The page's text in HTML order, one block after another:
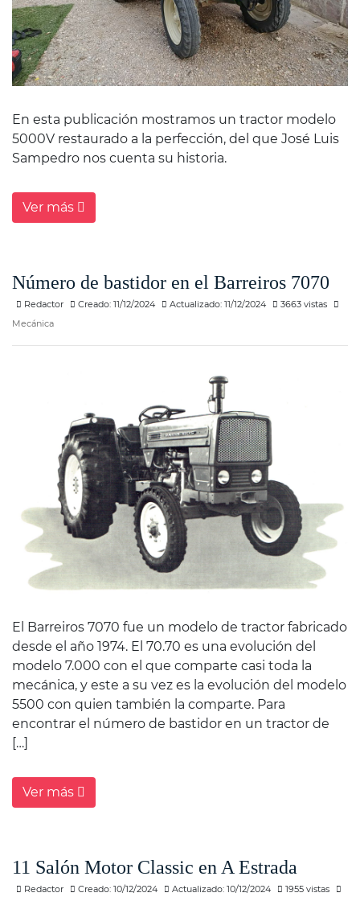
En esta publicación mostramos un tractor modelo
5000V restaurado a la perfección, del que José Luis
Sampedro nos cuenta su historia.
Ver más
Número de bastidor en el Barreiros 7070
Redactor Creado: 11/12/2024 Actualizado: 11/12/2024
3663 vistas
Mecánica
El Barreiros 7070 fue un modelo de tractor fabricado
desde el año 1974. El 70.70 es una evolución del
modelo 7.000 con el que comparte casi toda la
mecánica, y este a su vez es la evolución del modelo
5500 con quien también la comparte. Para
encontrar el número de bastidor en un tractor de
[…]
Ver más
11 Salón Motor Classic en A Estrada
Redactor Creado: 10/12/2024 Actualizado: 10/12/2024
1955 vistas